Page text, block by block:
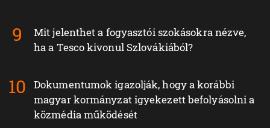
Mit jelenthet a fogyasztói szokásokra nézve,
ha a Tesco kivonul Szlovákiából?
Dokumentumok igazolják, hogy a korábbi
magyar kormányzat igyekezett befolyásolni a
közmédia működését